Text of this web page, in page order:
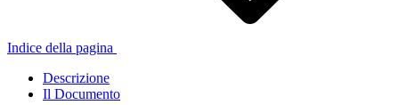
Indice della pagina
Descrizione
Il Documento